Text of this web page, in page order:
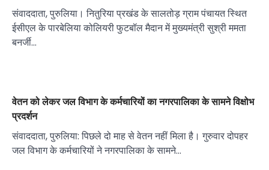
संवाददाता, पुरुलिया। नितुरिया प्रखंड के सालतोड़ ग्राम पंचायत स्थित
ईसीएल के पारबेलिया कोलियरी फुटबॉल मैदान में मुख्यमंत्री सुश्री ममता
बनर्जी…
वेतन को लेकर जल विभाग के कर्मचारियों का नगरपालिका के सामने विक्षोभ
प्रदर्शन
संवाददाता, पुरुलिया: पिछले दो माह से वेतन नहीं मिला है। गुरुवार दोपहर
जल विभाग के कर्मचारियों ने नगरपालिका के सामने…